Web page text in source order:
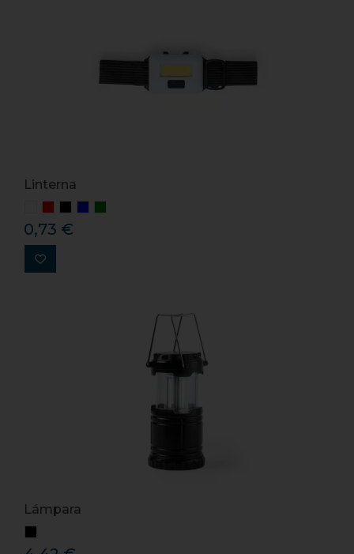
Linterna
0,73 €
Lámpara